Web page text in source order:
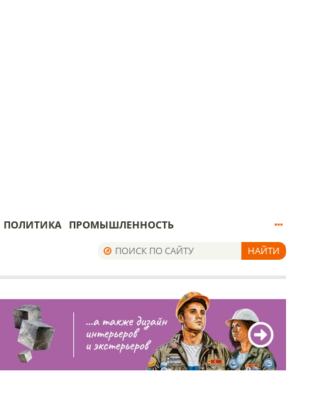
ПОЛИТИКА ПРОМЫШЛЕННОСТЬ
НАЙТИ